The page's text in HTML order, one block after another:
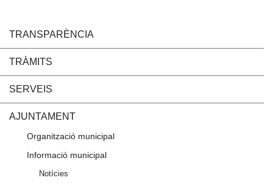
TRANSPARÈNCIA
TRÀMITS
SERVEIS
AJUNTAMENT
Organització municipal
Informació municipal
Notícies